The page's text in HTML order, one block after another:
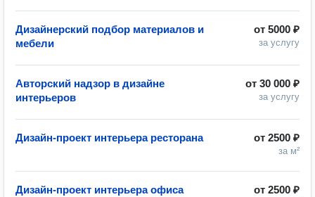
от 5000 ₽
за услугу
Дизайнерский подбор материалов и
мебели
от 30 000 ₽
за услугу
Авторский надзор в дизайне
интерьеров
от 2500 ₽
за м²
Дизайн-проект интерьера ресторана
от 2500 ₽
Дизайн-проект интерьера офиса